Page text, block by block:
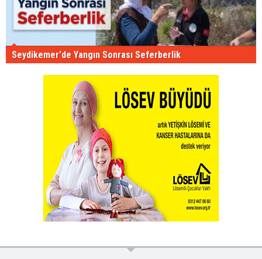
Seydikemer'de Yangın Sonrası Seferberlik